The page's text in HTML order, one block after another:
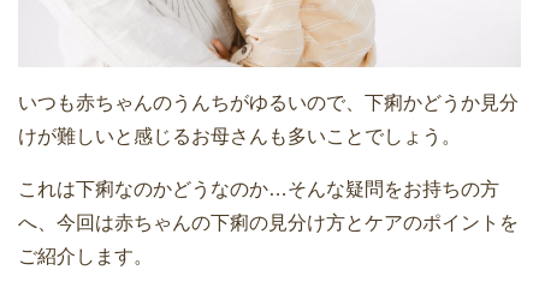
いつも赤ちゃんのうんちがゆるいので、下痢かどうか見分
けが難しいと感じるお母さんも多いことでしょう。
これは下痢なのかどうなのか…そんな疑問をお持ちの方
へ、今回は赤ちゃんの下痢の見分け方とケアのポイントを
ご紹介します。